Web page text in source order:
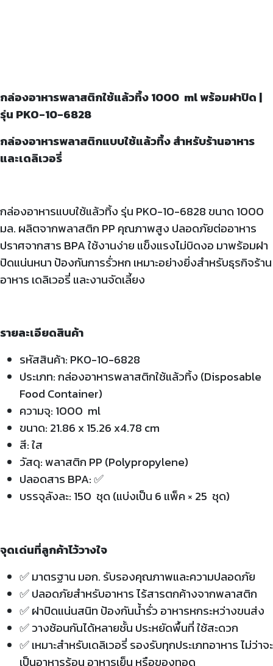
กล่องอาหารพลาสติกใช้แล้วทิ้ง 1000 ml พร้อมฝาปิด |
รุ่น PKO-10-6828
กล่องอาหารพลาสติกแบบใช้แล้วทิ้ง สำหรับร้านอาหาร
และเดลิเวอรี่
กล่องอาหารแบบใช้แล้วทิ้ง รุ่น PKO-10-6828 ขนาด 1000
มล. ผลิตจากพลาสติก PP คุณภาพสูง ปลอดภัยต่ออาหาร
ปราศจากสาร BPA ใช้งานง่าย แข็งแรงไม่บิดงอ มาพร้อมฝา
ปิดแน่นหนา ป้องกันการรั่วหก เหมาะอย่างยิ่งสำหรับธุรกิจร้าน
อาหาร เดลิเวอรี่ และงานจัดเลี้ยง
รายละเอียดสินค้า
รหัสสินค้า: PKO-10-6828
ประเภท: กล่องอาหารพลาสติกใช้แล้วทิ้ง (Disposable
Food Container)
ความจุ: 1000 ml
ขนาด: 21.86 x 15.26 x4.78 cm
สี: ใส
วัสดุ: พลาสติก PP (Polypropylene)
ปลอดสาร BPA: ✅
บรรจุลังละ: 150 ชุด (แบ่งเป็น 6 แพ็ค × 25 ชุด)
จุดเด่นที่ลูกค้าไว้วางใจ
✅มาตรฐาน มอก. รับรองคุณภาพและความปลอดภัย
✅ปลอดภัยสำหรับอาหาร ไร้สารตกค้างจากพลาสติก
✅ฝาปิดแน่นสนิท ป้องกันน้ำรั่ว อาหารหกระหว่างขนส่ง
✅วางซ้อนกันได้หลายชั้น ประหยัดพื้นที่ ใช้สะดวก
✅เหมาะสำหรับเดลิเวอรี่ รองรับทุกประเภทอาหาร ไม่ว่าจะ
เป็นอาหารร้อน อาหารเย็น หรือของทอด